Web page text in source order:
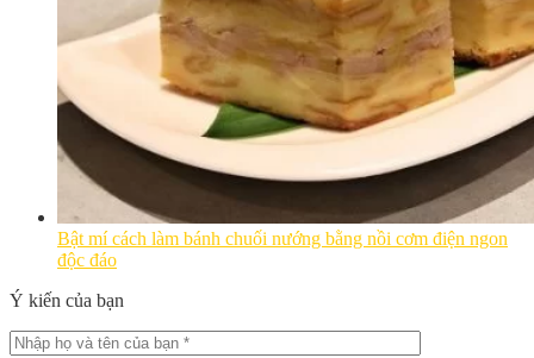
Bật mí cách làm bánh chuối nướng bằng nồi cơm điện ngon
độc đáo
Ý kiến của bạn